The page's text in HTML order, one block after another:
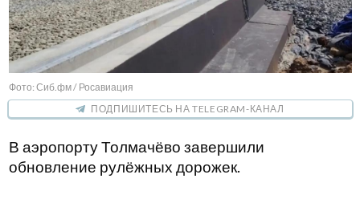
Фото: Сиб.фм / Росавиация
ПОДПИШИТЕСЬ НА TELEGRAM-КАНАЛ
В аэропорту Толмачёво завершили
обновление рулёжных дорожек.